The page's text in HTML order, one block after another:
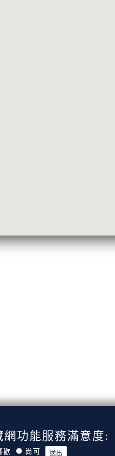
網功能服務滿意度:
歡 尚可